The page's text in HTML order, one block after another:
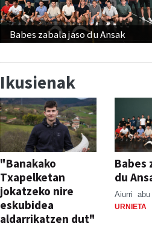
Babes zabala jaso du Ansak
Ikusienak
"Banakako
Txapelketan
jokatzeko nire
eskubidea
aldarrikatzen dut"
Babes
du
Aiurri
URNIETA